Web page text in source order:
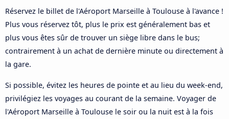
Réservez le billet de l'Aéroport Marseille à Toulouse à l'avance !
Plus vous réservez tôt, plus le prix est généralement bas et
plus vous êtes sûr de trouver un siège libre dans le bus;
contrairement à un achat de dernière minute ou directement à
la gare.
Si possible, évitez les heures de pointe et au lieu du week-end,
privilégiez les voyages au courant de la semaine. Voyager de
l'Aéroport Marseille à Toulouse le soir ou la nuit est à la fois